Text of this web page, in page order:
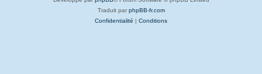
Traduit par phpBB-fr.com
Confidentialité | Conditions